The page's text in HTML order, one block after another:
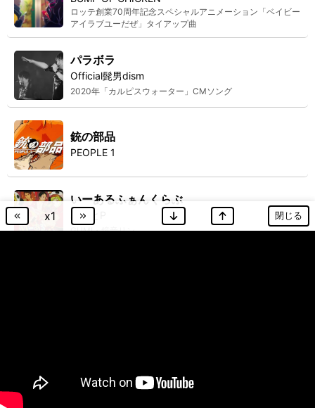
ロッテ創業70周年記念スペシャルアニメーション「ベイビー
アイラブユーだぜ」タイアップ曲
パラボラ
Official髭男dism
2020年「カルピスウォーター」CMソング
銃の部品
PEOPLE 1
いーあるふぁんくらぶ
みきとP
GUMI・鏡音リン
x1 閉じる